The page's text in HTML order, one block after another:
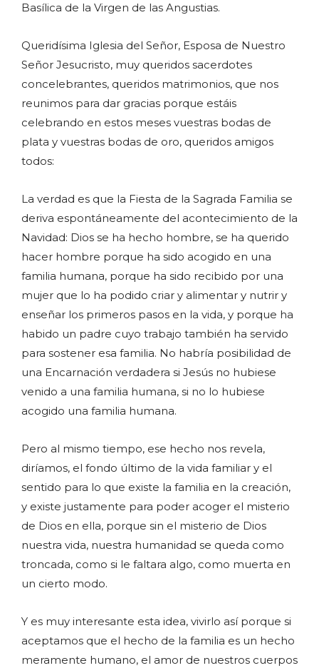
Basílica de la Virgen de las Angustias.
Queridísima Iglesia del Señor, Esposa de Nuestro
Señor Jesucristo, muy queridos sacerdotes
concelebrantes, queridos matrimonios, que nos
reunimos para dar gracias porque estáis
celebrando en estos meses vuestras bodas de
plata y vuestras bodas de oro, queridos amigos
todos:
La verdad es que la Fiesta de la Sagrada Familia se
deriva espontáneamente del acontecimiento de la
Navidad: Dios se ha hecho hombre, se ha querido
hacer hombre porque ha sido acogido en una
familia humana, porque ha sido recibido por una
mujer que lo ha podido criar y alimentar y nutrir y
enseñar los primeros pasos en la vida, y porque ha
habido un padre cuyo trabajo también ha servido
para sostener esa familia. No habría posibilidad de
una Encarnación verdadera si Jesús no hubiese
venido a una familia humana, si no lo hubiese
acogido una familia humana.
Pero al mismo tiempo, ese hecho nos revela,
diríamos, el fondo último de la vida familiar y el
sentido para lo que existe la familia en la creación,
y existe justamente para poder acoger el misterio
de Dios en ella, porque sin el misterio de Dios
nuestra vida, nuestra humanidad se queda como
troncada, como si le faltara algo, como muerta en
un cierto modo.
Y es muy interesante esta idea, vivirlo así porque si
aceptamos que el hecho de la familia es un hecho
meramente humano, el amor de nuestros cuerpos